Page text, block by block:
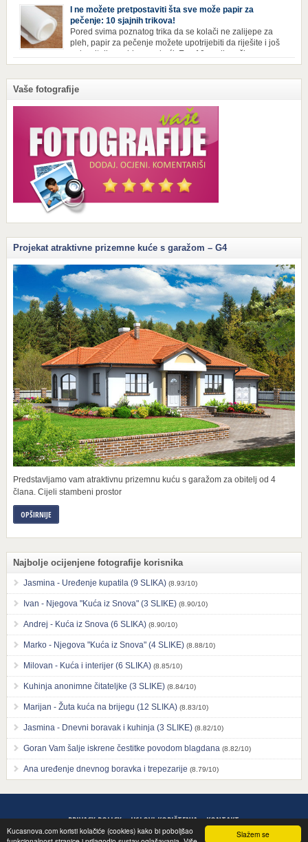
Slažem se
Kucasnova.com koristi kolačiće (cookies) kako bi poboljšao
Izbjeljivač bez premca Čak i kada se pere najboljim deterdžentima, uz
dodatak izbjeljivača, rublje ne dobija blistavu bjelinu. Možda niste znali
da je cijeđ drvenog pepela fenomenalno sredstvo za pranje bijelog […]
I ne možete pretpostaviti šta sve može papir za
pečenje: 10 sjajnih trikova!
Pored svima poznatog trika da se kolači ne zalijepe za
pleh, papir za pečenje možete upotrijebiti da riješite i još
neke sitnije probleme u kući. Evo 10 novih načina za
upotrebu papira za pečenje koji će vam učiniti život lakšim i eliminisati
Papirom […]
Vaše fotografije
Projekat atraktivne prizemne kuće s garažom – G4
Predstavljamo vam atraktivnu prizemnu kuću s garažom za obitelj od 4
člana. Cijeli stambeni prostor
OPŠIRNIJE
Najbolje ocijenjene fotografije korisnika
Jasmina - Uređenje kupatila (9 SLIKA) (8.93/10)
Ivan - Njegova "Kuća iz Snova" (3 SLIKE) (8.90/10)
Andrej - Kuća iz Snova (6 SLIKA) (8.90/10)
Marko - Njegova "Kuća iz Snova" (4 SLIKE) (8.88/10)
Milovan - Kuća i interijer (6 SLIKA) (8.85/10)
Kuhinja anonimne čitateljke (3 SLIKE) (8.84/10)
Marijan - Žuta kuća na brijegu (12 SLIKA) (8.83/10)
Jasmina - Dnevni boravak i kuhinja (3 SLIKE) (8.82/10)
Goran Vam šalje iskrene čestitke povodom blagdana (8.82/10)
Ana uređenje dnevnog boravka i trepezarije (8.79/10)
PRIVACY POLICY USLOVI KORIŠTENJA KONTAKT
© 2013 KucaSnova - Ideje i savjeti za uređenje doma. All rights reserved